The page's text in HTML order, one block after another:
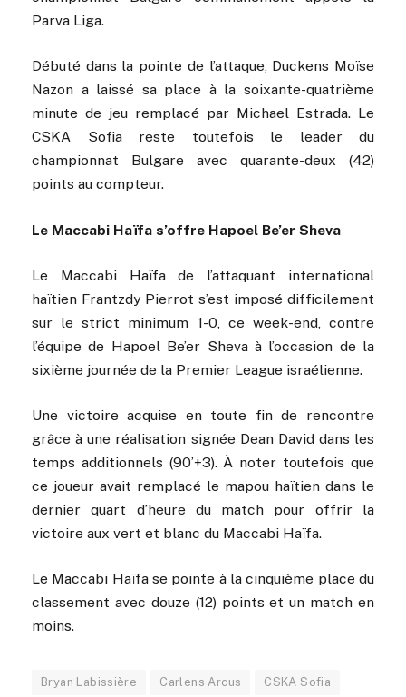
Parva Liga.
Débuté dans la pointe de l’attaque, Duckens Moïse
Nazon a laissé sa place à la soixante-quatrième
minute de jeu remplacé par Michael Estrada. Le
CSKA Sofia reste toutefois le leader du
championnat Bulgare avec quarante-deux (42)
points au compteur.
Le Maccabi Haïfa s’offre Hapoel Be’er Sheva
Le Maccabi Haïfa de l’attaquant international
haïtien Frantzdy Pierrot s’est imposé difficilement
sur le strict minimum 1-0, ce week-end, contre
l’équipe de Hapoel Be’er Sheva à l’occasion de la
sixième journée de la Premier League israélienne.
Une victoire acquise en toute fin de rencontre
grâce à une réalisation signée Dean David dans les
temps additionnels (90’+3). À noter toutefois que
ce joueur avait remplacé le mapou haïtien dans le
dernier quart d’heure du match pour offrir la
victoire aux vert et blanc du Maccabi Haïfa.
Le Maccabi Haïfa se pointe à la cinquième place du
classement avec douze (12) points et un match en
moins.
Bryan Labissière Carlens Arcus CSKA Sofia